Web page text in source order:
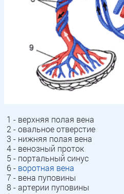
1 - верхняя полая вена
2 - овальное отверстие
3 - нижняя полая вена
4 - венозный проток
5 - портальный синус
6 - воротная вена
7 - вена пуповины
8 - артерии пуповины